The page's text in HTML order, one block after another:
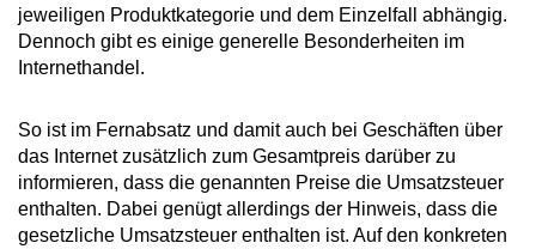
jeweiligen Produktkategorie und dem Einzelfall abhängig.
Dennoch gibt es einige generelle Besonderheiten im
Internethandel.
So ist im Fernabsatz und damit auch bei Geschäften über
das Internet zusätzlich zum Gesamtpreis darüber zu
informieren, dass die genannten Preise die Umsatzsteuer
enthalten. Dabei genügt allerdings der Hinweis, dass die
gesetzliche Umsatzsteuer enthalten ist. Auf den konkreten